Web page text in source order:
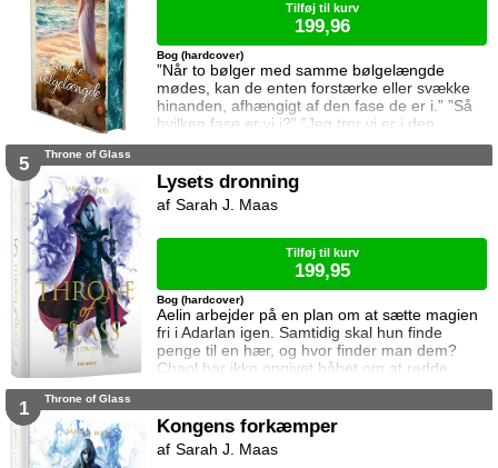
”Når to bølger med samme bølgelængde
mødes, kan de enten forstærke eller svække
hinanden, afhængigt af den fase de er i.” ”Så
hvilken fase er vi i?” ”Jeg tror vi er i den
samme fase.” To ting er vigtige for Elina da
sætte sin afdøde fars hus til salg. Salget skal
gå hurtigt, og hendes ophold skal være kort.
Elina har ikke besøgt byen siden hendes far
Bog (hardcover)
Tilføj til kurv
199,96
5 Throne of Glass
Lysets dronning
Aelin arbejder på en plan om at sætte magien
fri i Adarlan igen. Samtidig skal hun finde
penge til en hær, og hvor finder man dem?
Chaol har ikke opgivet håbet om at redde
Dorian. Det bliver dog konstant sværere at
ønskedrøm, for prinsen lader til at have
opgivet kampen. Manon plages af
samvittighedskvaler og presses fra alle sider.
Bog (hardcover)
Sarah J. Maas
Tilføj til kurv
199,95
1 Throne of Glass
Kongens forkæmper
Sarah J. Maas